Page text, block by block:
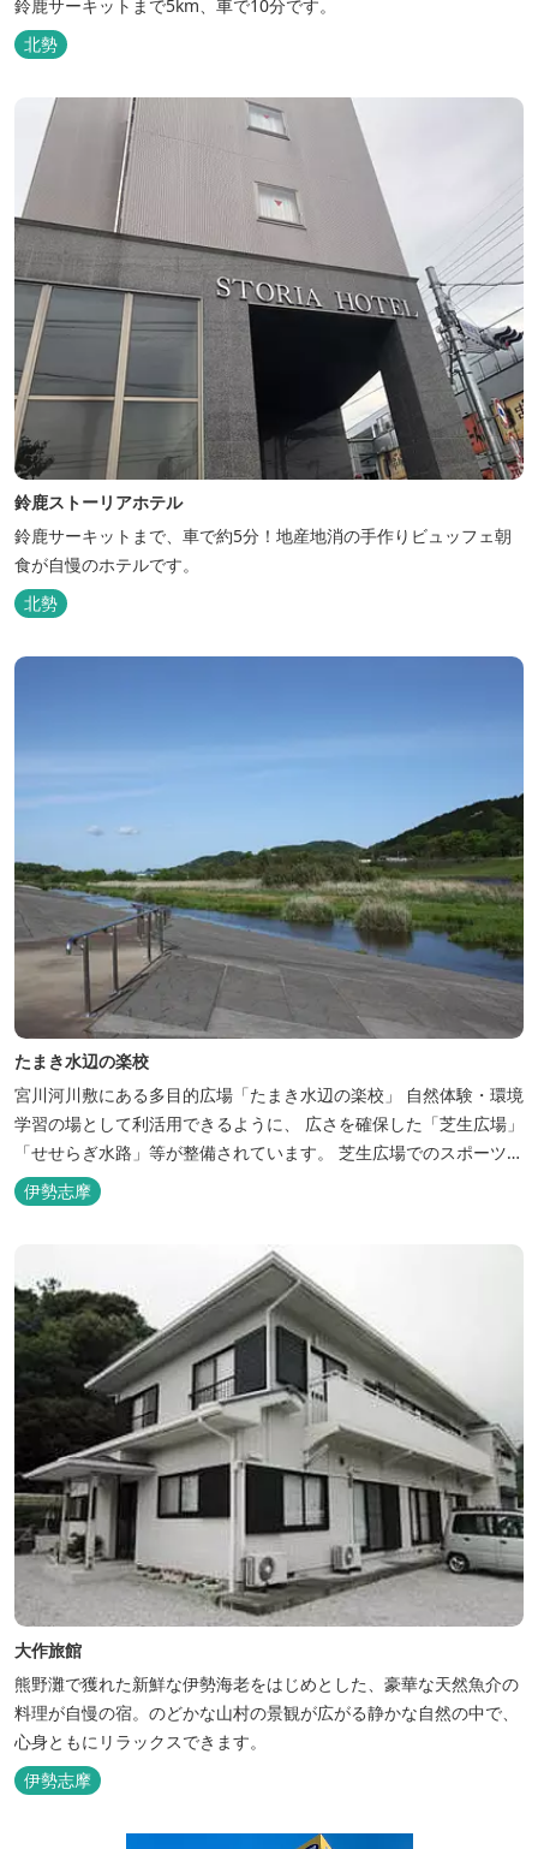
鈴鹿サーキットまで5km、車で10分です。
北勢
鈴鹿ストーリアホテル
鈴鹿サーキットまで、車で約5分！地産地消の手作りビュッフェ朝
食が自慢のホテルです。
北勢
たまき水辺の楽校
宮川河川敷にある多目的広場「たまき水辺の楽校」 自然体験・環境
学習の場として利活用できるように、 広さを確保した「芝生広場」
「せせらぎ水路」等が整備されています。 芝生広場でのスポーツや
バーベキューはもちろん、 車での乗り入れも可能なため、オートキ
ャンプなどもお楽しみいただけます！ 火災防止のため、バーベキュ
伊勢志摩
大作旅館
熊野灘で獲れた新鮮な伊勢海老をはじめとした、豪華な天然魚介の
料理が自慢の宿。のどかな山村の景観が広がる静かな自然の中で、
心身ともにリラックスできます。
伊勢志摩